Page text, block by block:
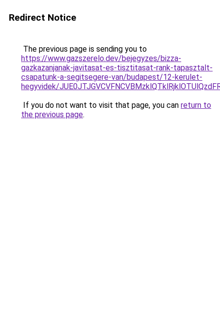
Redirect Notice
The previous page is sending you to
https://www.gazszerelo.dev/bejegyzes/bizza-
gazkazanjanak-javitasat-es-tisztitasat-rank-tapasztalt-
csapatunk-a-segitsegere-van/budapest/12-kerulet-
hegyvidek/
If you do not want to visit that page, you can return to
the previous page.